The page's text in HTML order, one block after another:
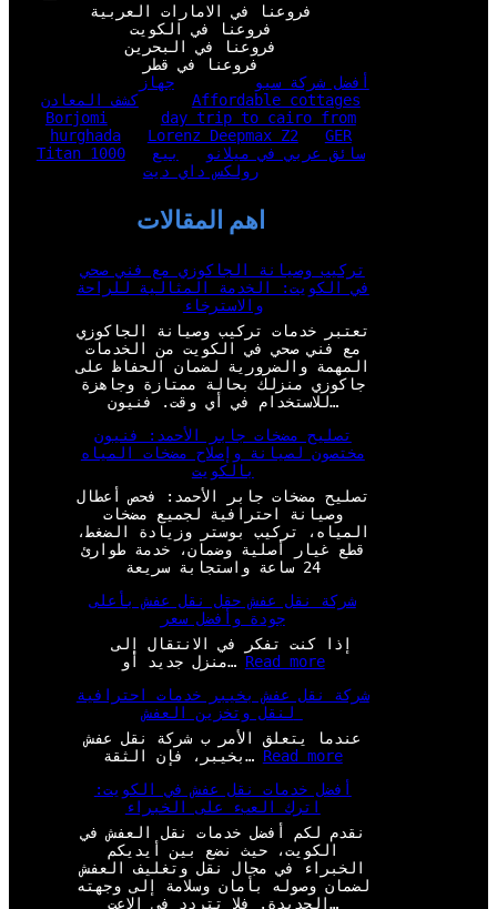
فروعنا في الامارات العربية
فروعنا في الكويت
فروعنا في البحرين
فروعنا في قطر
أفضل شركة سيو
جهاز
كشف المعادن
Affordable cottages
Borjomi
day trip to cairo from
hurghada
Lorenz Deepmax Z2
GER
Titan 1000
سائق عربي في ميلانو
بيع
رولكس داي ديت
اهم المقالات
تركيب وصيانة الجاكوزي مع فني صحي
في الكويت: الخدمة المثالية للراحة
والاسترخاء
تعتبر خدمات تركيب وصيانة الجاكوزي
مع فني صحي في الكويت من الخدمات
المهمة والضرورية لضمان الحفاظ على
جاكوزي منزلك بحالة ممتازة وجاهزة
للاستخدام في أي وقت. فنيون…
تصليح مضخات جابر الأحمد: فنيون
مختصون لصيانة وإصلاح مضخات المياه
بالكويت
تصليح مضخات جابر الأحمد: فحص أعطال
وصيانة احترافية لجميع مضخات
المياه، تركيب بوستر وزيادة الضغط،
قطع غيار أصلية وضمان، خدمة طوارئ
24 ساعة واستجابة سريعة
شركة نقل عفش حقل نقل عفش بأعلى
جودة وأفضل سعر
إذا كنت تفكر في الانتقال إلى
منزل جديد أو… Read more:
ن
ق
ل
ع
ش
ح
ق
ل
شركة نقل عفش بخيبر خدمات احترافية
عندما يتعلق الأمر ب شركة نقل عفش
بخيبر، فإن الثقة… Read more:
ة
ن
ق
ل
ع
أفضل خدمات نقل عفش في الكويت:
اترك العبء على الخبراء
نقدم لكم أفضل خدمات نقل العفش في
الكويت، حيث نضع بين أيديكم
الخبراء في مجال نقل وتغليف العفش
لضمان وصوله بأمان وسلامة إلى وجهته
الجديدة. فلا تتردد في الاعت…